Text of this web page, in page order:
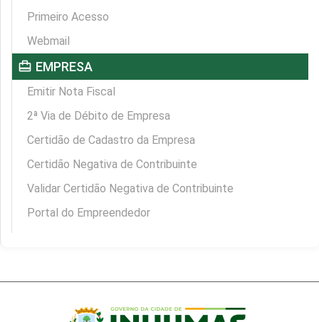
Primeiro Acesso
Webmail
card_travel EMPRESA
Emitir Nota Fiscal
2ª Via de Débito de Empresa
Certidão de Cadastro da Empresa
Certidão Negativa de Contribuinte
Validar Certidão Negativa de Contribuinte
Portal do Empreendedor